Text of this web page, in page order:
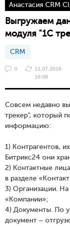
Анастасия CRM
Выгружаем
модуля "1С
CRM
0
11.07.2016
16:08
Совсем недавно
трекер", который
информацию:
1) Контрагентов,
Битрикс24 они
2) Контактные
в разделе
3) Организации. На
«Компании»;
4) Документы. По
документ –